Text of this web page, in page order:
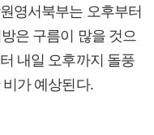
영서북부는 오후부터
은 구름이 많을 것으
내일 오후까지 돌풍
가 예상된다.